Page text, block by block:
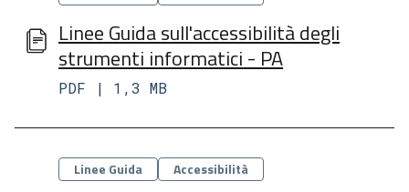
Linee Guida sull'accessibilità degli
strumenti informatici - PA
PDF | 1,3 MB
Categorie
Linee Guida Accessibilità